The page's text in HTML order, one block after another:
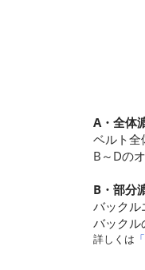
A・全体
ベルト全
B～Dの
B・部分
バックル
バックル
詳しくは